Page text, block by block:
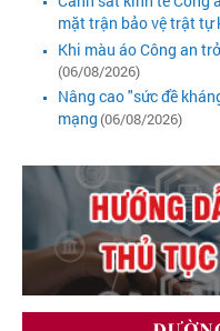
mặt trận bảo vệ trật tự
Khi màu áo Công an
(06/08/2026)
Nâng cao "sức đề
mạng (06/08/2026)